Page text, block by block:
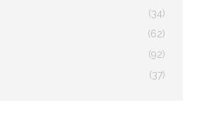
(34)
(62)
(92)
(37)